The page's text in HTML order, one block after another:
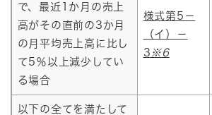
で、最近1か月の売上
高がその直前の3か月
の月平均売上高に比し
て5％以上減少してい
る場合
様式第5－
（イ）－
3 ※6
以下の全てを満たして